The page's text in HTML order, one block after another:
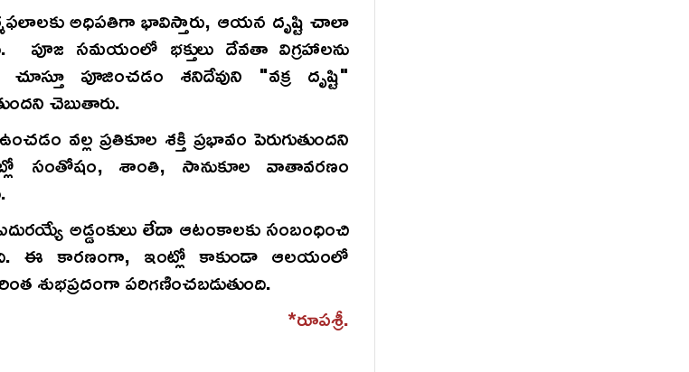
అధిపతిగా భావిస్తారు, ఆయన దృష్టి చాలా
పూజ సమయంలో భక్తులు దేవతా విగ్రహాలను
పూజించడం శనిదేవుని "వక్ర దృష్టి"
చెబుతారు.
వల్ల ప్రతికూల శక్తి ప్రభావం పెరుగుతుందని
సంతోషం, శాంతి, సానుకూల వాతావరణం
అడ్డంకులు లేదా ఆటంకాలకు సంబంధించి
ఈ కారణంగా, ఇంట్లో కాకుండా ఆలయంలో
శుభప్రదంగా పరిగణించబడుతుంది.
*రూపశ్రీ.